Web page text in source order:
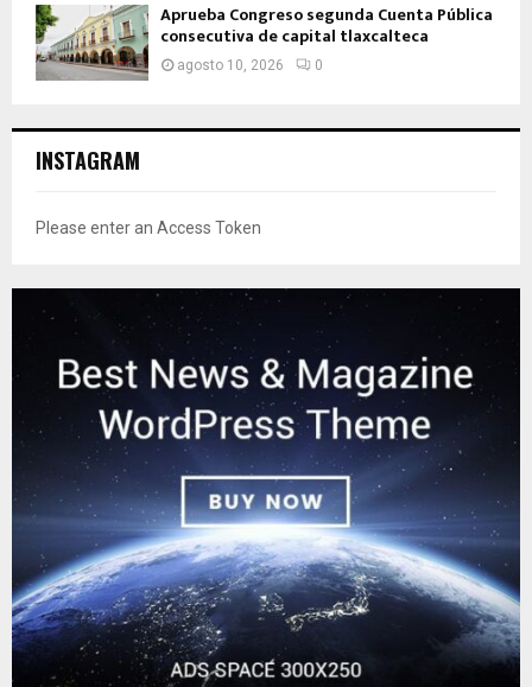
Aprueba Congreso segunda Cuenta Pública
consecutiva de capital tlaxcalteca
agosto 10, 2026 0
INSTAGRAM
Please enter an Access Token